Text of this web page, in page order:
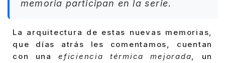
memoria participan en la serie.
La arquitectura de estas nuevas memorias,
que días atrás les comentamos, cuentan
con unaeficiencia térmica mejorada, un